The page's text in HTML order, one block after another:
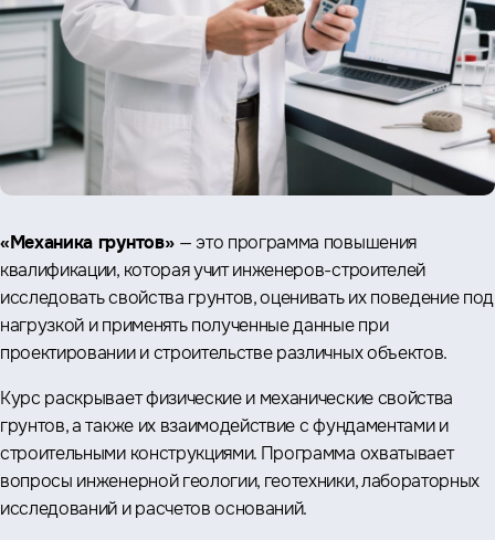
«Механика грунтов» — это программа повышения
квалификации, которая учит инженеров-строителей
исследовать свойства грунтов, оценивать их поведение под
нагрузкой и применять полученные данные при
проектировании и строительстве различных объектов.
Курс раскрывает физические и механические свойства
грунтов, а также их взаимодействие с фундаментами и
строительными конструкциями. Программа охватывает
вопросы инженерной геологии, геотехники, лабораторных
исследований и расчетов оснований.